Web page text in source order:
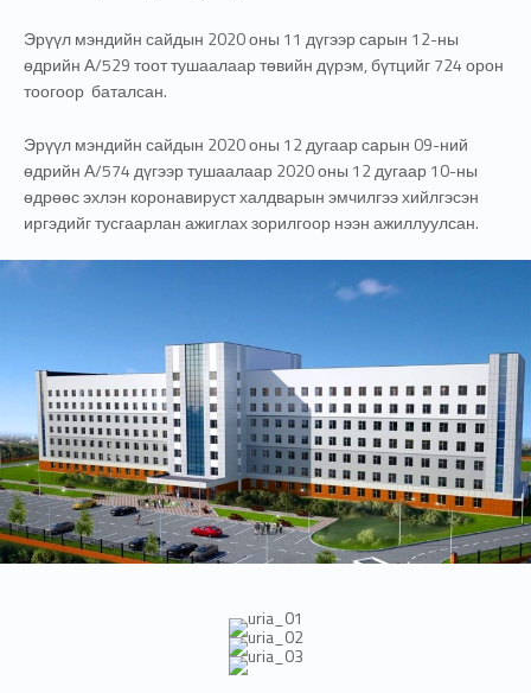
Эрүүл мэндийн сайдын 2020 оны 11 дүгээр сарын 12-ны
өдрийн А/529 тоот тушаалаар төвийн дүрэм, бүтцийг 724 орон
тоогоор баталсан.
Эрүүл мэндийн сайдын 2020 оны 12 дугаар сарын 09-ний
өдрийн А/574 дүгээр тушаалаар 2020 оны 12 дугаар 10-ны
өдрөөс эхлэн коронавируст халдварын эмчилгээ хийлгэсэн
иргэдийг тусгаарлан ажиглах зорилгоор нээн ажиллуулсан.